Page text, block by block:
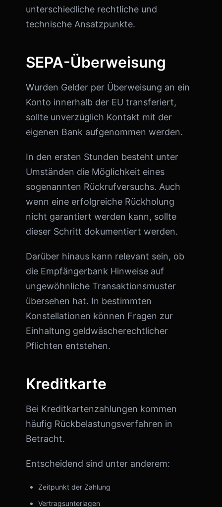
unterschiedliche rechtliche und
technische Ansatzpunkte.
SEPA-Überweisung
Wurden Gelder per Überweisung an ein
Konto innerhalb der EU transferiert,
sollte unverzüglich Kontakt mit der
eigenen Bank aufgenommen werden.
In den ersten Stunden besteht unter
Umständen die Möglichkeit eines
sogenannten Rückrufversuchs. Auch
wenn eine erfolgreiche Rückholung
nicht garantiert werden kann, sollte
dieser Schritt dokumentiert werden.
Darüber hinaus kann relevant sein, ob
die Empfängerbank Hinweise auf
ungewöhnliche Transaktionsmuster
übersehen hat. In bestimmten
Konstellationen können Fragen zur
Einhaltung geldwäscherechtlicher
Pflichten entstehen.
Kreditkarte
Bei Kreditkartenzahlungen kommen
häufig Rückbelastungsverfahren in
Betracht.
Entscheidend sind unter anderem:
Zeitpunkt der Zahlung
Vertragsunterlagen